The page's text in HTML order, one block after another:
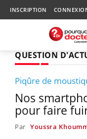
INSCRIPTION
QUESTION
Piqûre de
Nos
pour faire
Par Youssra